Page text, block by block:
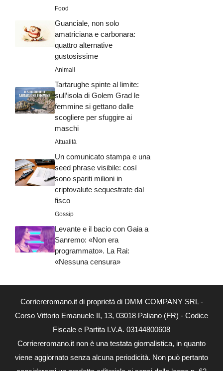
Food
Guanciale, non solo
amatriciana e carbonara:
quattro alternative
gustosissime
Animali
Tartarughe spinte al limite:
sull’isola di Golem Grad le
femmine si gettano dalle
scogliere per sfuggire ai
maschi
Attualità
Un comunicato stampa e una
seed phrase visibile: così
sono spariti milioni in
criptovalute sequestrate dal
fisco
Gossip
Levante e il bacio con Gaia a
Sanremo: «Non era
programmato». La Rai:
«Nessuna censura»
Corriereromano.it di proprietà di DMM COMPANY SRL -
Corso Vittorio Emanuele II, 13, 03018 Paliano (FR) - Codice
Fiscale e Partita I.V.A. 03144800608
Corriereromano.it non è una testata giornalistica, in quanto
viene aggiornato senza alcuna periodicità. Non può pertanto